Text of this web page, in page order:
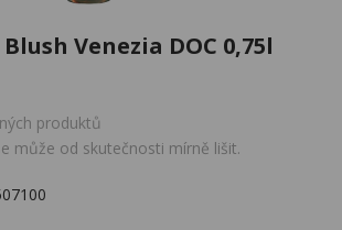
Venezia DOC 0,75l
produktů
může od skutečnosti mírně lišit.